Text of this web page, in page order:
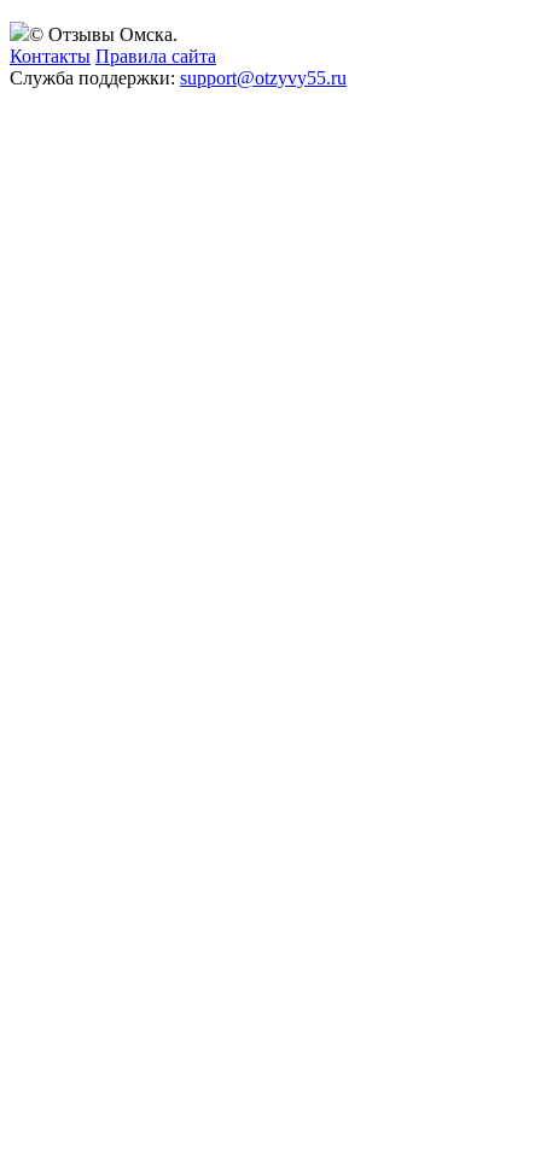
© Отзывы Омска.
Контакты Правила сайта
Служба поддержки: support@otzyvy55.ru